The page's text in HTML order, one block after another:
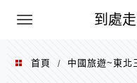
到處
首頁 / 中國旅遊~東北